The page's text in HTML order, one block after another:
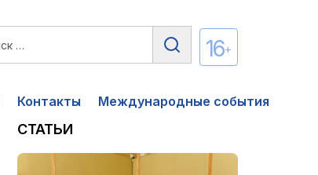
16+
Контакты
Международные события
СТАТЬИ